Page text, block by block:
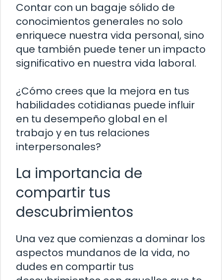
Contar con un bagaje sólido de
conocimientos generales no solo
enriquece nuestra vida personal, sino
que también puede tener un impacto
significativo en nuestra vida laboral.
¿Cómo crees que la mejora en tus
habilidades cotidianas puede influir
en tu desempeño global en el
trabajo y en tus relaciones
interpersonales?
La importancia de
compartir tus
descubrimientos
Una vez que comienzas a dominar los
aspectos mundanos de la vida, no
dudes en compartir tus